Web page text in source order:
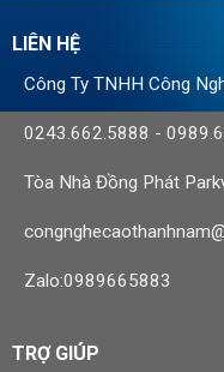
LIÊN HỆ
Công Ty TNHH Công
0243.662.5888 -
Tòa Nhà Đồng Phát
Zalo:0989665883
TRỢ GIÚP